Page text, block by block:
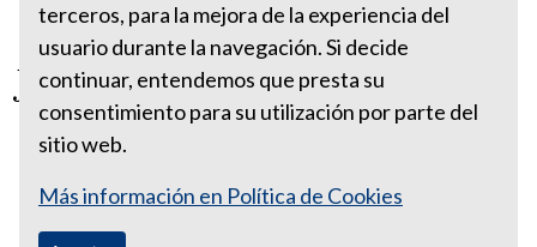
Juntos para soñar
terceros, para la mejora de la experiencia del
usuario durante la navegación. Si decide
continuar, entendemos que presta su
consentimiento para su utilización por parte del
sitio web.
Más información en Política de Cookies